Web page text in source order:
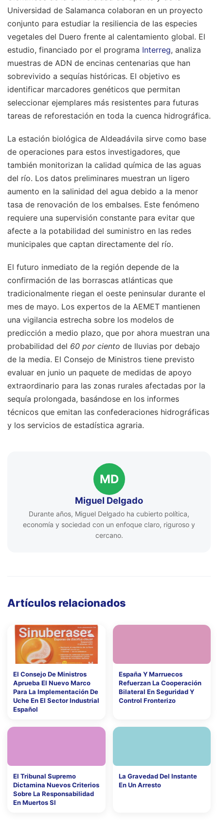
Universidad de Salamanca colaboran en un proyecto
conjunto para estudiar la resiliencia de las especies
vegetales del Duero frente al calentamiento global. El
estudio, financiado por el programa Interreg, analiza
muestras de ADN de encinas centenarias que han
sobrevivido a sequías históricas. El objetivo es
identificar marcadores genéticos que permitan
seleccionar ejemplares más resistentes para futuras
tareas de reforestación en toda la cuenca hidrográfica.
La estación biológica de Aldeadávila sirve como base
de operaciones para estos investigadores, que
también monitorizan la calidad química de las aguas
del río. Los datos preliminares muestran un ligero
aumento en la salinidad del agua debido a la menor
tasa de renovación de los embalses. Este fenómeno
requiere una supervisión constante para evitar que
afecte a la potabilidad del suministro en las redes
municipales que captan directamente del río.
El futuro inmediato de la región depende de la
confirmación de las borrascas atlánticas que
tradicionalmente riegan el oeste peninsular durante el
mes de mayo. Los expertos de la AEMET mantienen
una vigilancia estrecha sobre los modelos de
predicción a medio plazo, que por ahora muestran una
probabilidad del 60 por ciento de lluvias por debajo
de la media. El Consejo de Ministros tiene previsto
evaluar en junio un paquete de medidas de apoyo
extraordinario para las zonas rurales afectadas por la
sequía prolongada, basándose en los informes
técnicos que emitan las confederaciones hidrográficas
y los servicios de estadística agraria.
MD
Miguel Delgado
Durante años, Miguel Delgado ha cubierto política,
economía y sociedad con un enfoque claro, riguroso y
cercano.
Artículos relacionados
El Consejo De Ministros
Aprueba El Nuevo Marco
Para La Implementación De
Uche En El Sector Industrial
Español
España Y Marruecos
Refuerzan La Cooperación
Bilateral En Seguridad Y
Control Fronterizo
El Tribunal Supremo
Dictamina Nuevos Criterios
Sobre La Responsabilidad
En Muertos Sl
La Gravedad Del Instante
En Un Arresto